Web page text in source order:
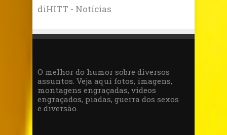
diHITT - Notícias
O melhor do humor sobre diversos
assuntos. Veja aqui fotos, imagens,
montagens engraçadas, videos
engraçados, piadas, guerra dos sexos
e diversão.